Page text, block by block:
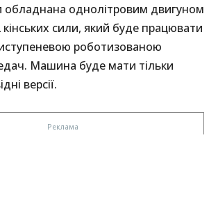
обладнана однолітровим двигуном
сили, який буде працювати
роботизованою
Машина буде мати тільки
версії.